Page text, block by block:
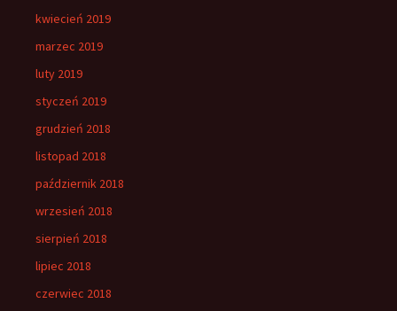
kwiecień 2019
marzec 2019
luty 2019
styczeń 2019
grudzień 2018
listopad 2018
październik 2018
wrzesień 2018
sierpień 2018
lipiec 2018
czerwiec 2018